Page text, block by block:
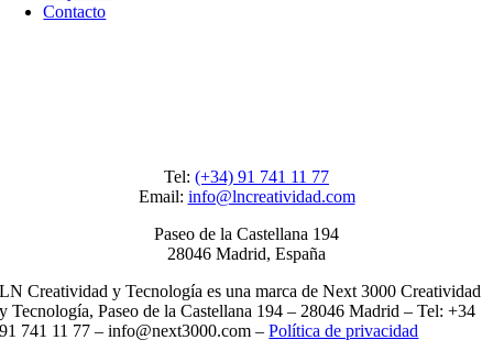
Contacto
Tel: (+34) 91 741 11 77
Email: info@lncreatividad.com
Paseo de la Castellana 194
28046 Madrid, España
LN Creatividad y Tecnología es una marca de Next 3000 Creatividad
y Tecnología, Paseo de la Castellana 194 – 28046 Madrid – Tel: +34
91 741 11 77 – info@next3000.com –Política de privacidad